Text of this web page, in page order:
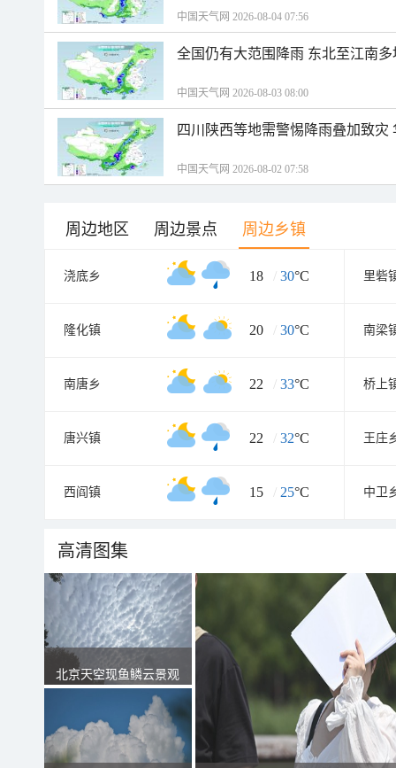
中国天气网 2026-08-04 07:56
全国仍有大范围降雨 东北至江南
中国天气网 2026-08-03 08:00
四川陕西等地需警惕降雨叠加致
中国天气网 2026-08-02 07:58
周边地区 周边景点 周边乡镇
浇底乡 18 / 30°C 里砦
隆化镇 20 / 30°C 南梁
南唐乡 22 / 33°C 桥上
唐兴镇 22 / 32°C 王庄
西阎镇 15 / 25°C 中卫
高清图集
北京天空现鱼鳞云景观